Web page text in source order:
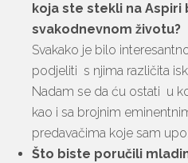
koja ste stekli na Aspiri
svakodnevnom životu?
Svakako je bilo
podjeliti s njima različita
Nadam se da ću ostati u
kao i sa brojnim
predavačima koje sam
Što biste poručili